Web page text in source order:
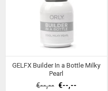
GELFX Builder In a Bottle Milky
Pearl
€--,-- €--,--